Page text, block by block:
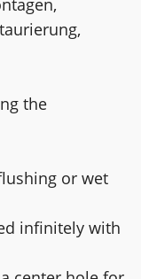
the
or wet
infinitely with